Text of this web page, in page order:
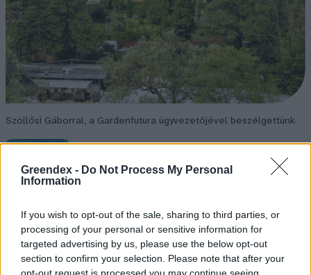
Greendex - Do Not Process My Personal
Information
If you wish to opt-out of the sale, sharing to third parties, or
processing of your personal or sensitive information for
targeted advertising by us, please use the below opt-out
section to confirm your selection. Please note that after your
opt-out request is processed you may continue seeing
Szöllősi Gáborral, a Gardenfutura ügyvezetőjével beszélgettünk.
Történelmi aszály sújtja Nagy-
SZEMLE
Elképesztő felvétel mutatja meg,
mekkora a különbség az áradó és a